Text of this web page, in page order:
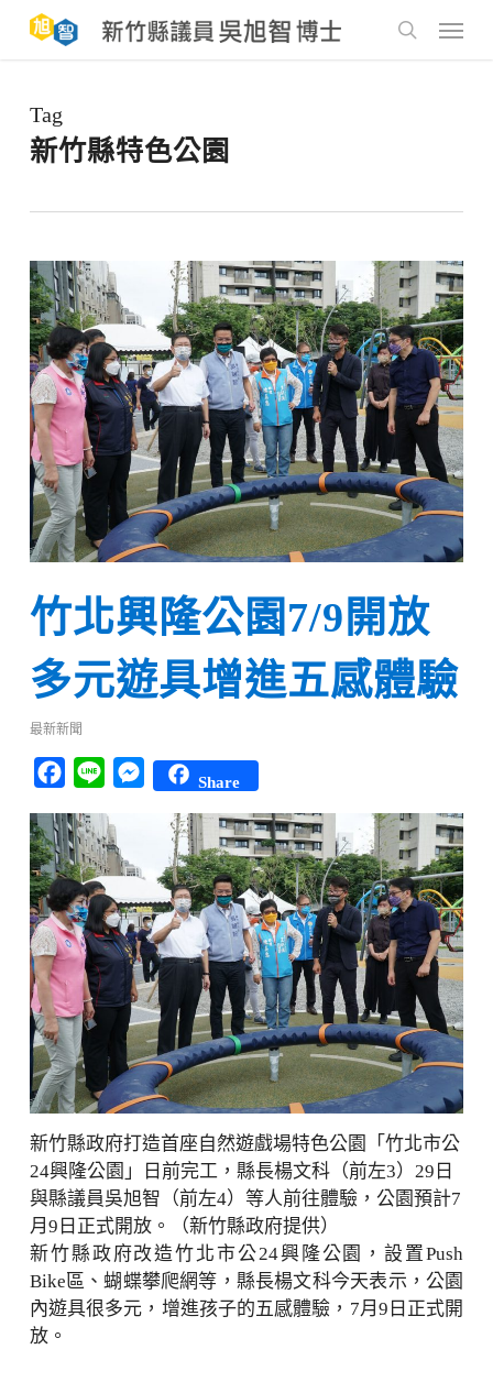
main
Menu
Tag
新竹縣特色公園
竹北興隆公園7/9開放
多元遊具增進五感體驗
最新新聞
Facebook
Line Messenger
Share
新竹縣政府打造首座自然遊戲場特色公園「竹北市公
24興隆公園」日前完工，縣長楊文科（前左3）29日
與縣議員吳旭智（前左4）等人前往體驗，公園預計7
月9日正式開放。（新竹縣政府提供）
新竹縣政府改造竹北市公24興隆公園，設置Push
Bike區、蝴蝶攀爬網等，縣長楊文科今天表示，公園
內遊具很多元，增進孩子的五感體驗，7月9日正式開
放。